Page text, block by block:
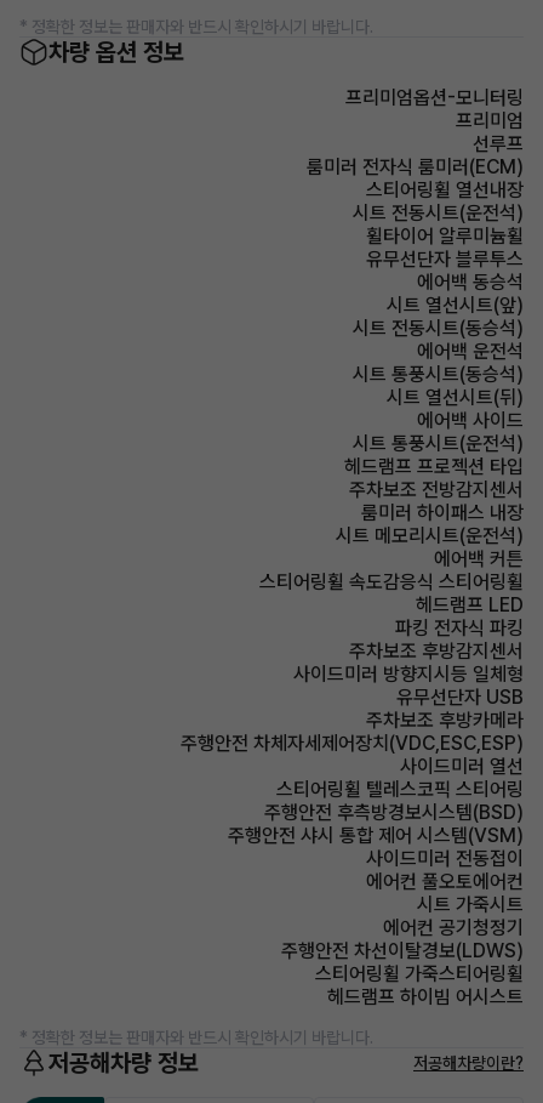
* 정확한 정보는 판매자와 반드시 확인하시기 바랍니다.
차량 옵션 정보
프리미엄옵션-모니터링
프리미엄
선루프
룸미러 전자식 룸미러(ECM)
스티어링휠 열선내장
시트 전동시트(운전석)
휠타이어 알루미늄휠
유무선단자 블루투스
에어백 동승석
시트 열선시트(앞)
시트 전동시트(동승석)
에어백 운전석
시트 통풍시트(동승석)
시트 열선시트(뒤)
에어백 사이드
시트 통풍시트(운전석)
헤드램프 프로젝션 타입
주차보조 전방감지센서
룸미러 하이패스 내장
시트 메모리시트(운전석)
에어백 커튼
스티어링휠 속도감응식 스티어링휠
헤드램프 LED
파킹 전자식 파킹
주차보조 후방감지센서
사이드미러 방향지시등 일체형
유무선단자 USB
주차보조 후방카메라
주행안전 차체자세제어장치(VDC,ESC,ESP)
사이드미러 열선
스티어링휠 텔레스코픽 스티어링
주행안전 후측방경보시스템(BSD)
주행안전 샤시 통합 제어 시스템(VSM)
사이드미러 전동접이
에어컨 풀오토에어컨
시트 가죽시트
에어컨 공기청정기
주행안전 차선이탈경보(LDWS)
스티어링휠 가죽스티어링휠
헤드램프 하이빔 어시스트
* 정확한 정보는 판매자와 반드시 확인하시기 바랍니다.
저공해차량 정보 저공해차량이란?